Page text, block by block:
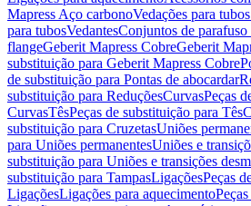
Mapress Aço carbonoVedações para
para tubosVedantesConjuntos de parafuso
flangeGeberit Mapress CobreGeberit
substituição para Geberit Mapress Cobre
de substituição para Pontas de abocardar
substituição para ReduçõesCurvasPeças
CurvasTêsPeças de substituição para Tês
substituição para CruzetasUniões
para Uniões permanentesUniões e
substituição para Uniões e transições
substituição para TampasLigaçõesPeças
LigaçõesLigações para aquecimento